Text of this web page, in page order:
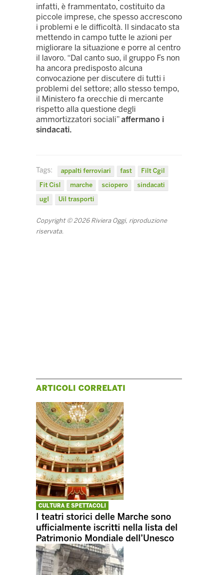
infatti, è frammentato, costituito da
piccole imprese, che spesso accrescono
i problemi e le difficoltà. Il sindacato sta
mettendo in campo tutte le azioni per
migliorare la situazione e porre al centro
il lavoro. “Dal canto suo, il gruppo Fs non
ha ancora predisposto alcuna
convocazione per discutere di tutti i
problemi del settore; allo stesso tempo,
il Ministero fa orecchie di mercante
rispetto alla questione degli
ammortizzatori sociali” affermano i
sindacati.
Tags: appalti ferroviari fast
Filt Cgil
Fit Cisl
marche sciopero
sindacati
ugl
Uil trasporti
Copyright © 2026 Riviera Oggi, riproduzione
riservata.
ARTICOLI CORRELATI
CULTURA E SPETTACOLI
I teatri storici delle Marche sono
ufficialmente iscritti nella lista del
Patrimonio Mondiale dell’Unesco